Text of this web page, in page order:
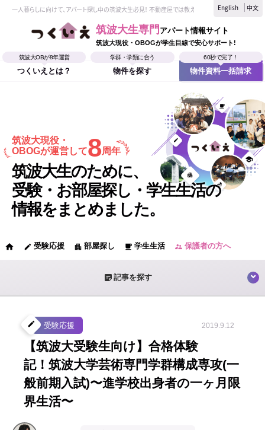
一人暮らしに向けて、アパート探し中の筑波大生必見！ 不動産屋では教えてくれない、筑波大生なら
English 中文
筑波大生専門 アパート情報サイト
筑波大現役・OBOGが学生目線で安心サポート!
筑波大OBが8年運営
つくいえとは？
学群・学類に合う
物件を探す
60秒で完了！
物件資料一括請求
筑波大現役・
OBOGが運営して8周年
筑波大生のために、
受験・お部屋探し・学生生活の
情報をまとめました。
home edit 受験応援 apartment 部屋探し local_cafe 学生生活 supervisor_account 保護者の方へ
sticky_note_2 記事を探す
create 受験応援 2019.9.12
【筑波大受験生向け】合格体験
記！筑波大学芸術専門学群構成専攻(一
般前期入試)〜進学校出身者の一ヶ月限
界生活〜